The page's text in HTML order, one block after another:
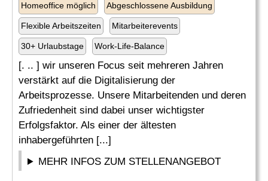
Homeoffice möglich Abgeschlossene Ausbildung
Flexible Arbeitszeiten Mitarbeiterevents
30+ Urlaubstage Work-Life-Balance
[. .. ] wir unseren Focus seit mehreren Jahren
verstärkt auf die Digitalisierung der
Arbeitsprozesse. Unsere Mitarbeitenden und deren
Zufriedenheit sind dabei unser wichtigster
Erfolgsfaktor. Als einer der ältesten
inhabergeführten [...]
MEHR INFOS ZUM STELLENANGEBOT